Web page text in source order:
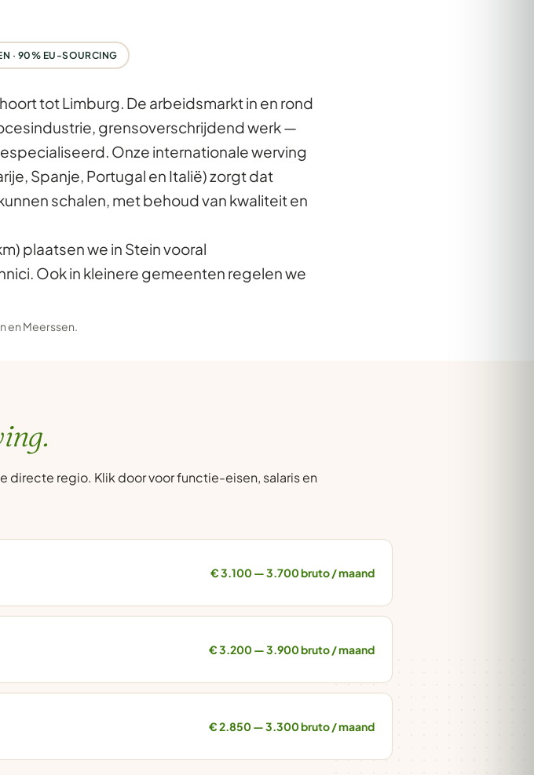
· 90% EU-SOURCING
tot Limburg. De arbeidsmarkt in en rond
grensoverschrijdend werk —
Onze internationale werving
Spanje, Portugal en Italië) zorgt dat
schalen, met behoud van kwaliteit en
plaatsen we in Stein vooral
Ook in kleinere gemeenten regelen we
en Meerssen.
directe regio. Klik door voor functie-eisen, salaris en
€ 3.100 — 3.700 bruto / maand
€ 3.200 — 3.900 bruto / maand
€ 2.850 — 3.300 bruto / maand